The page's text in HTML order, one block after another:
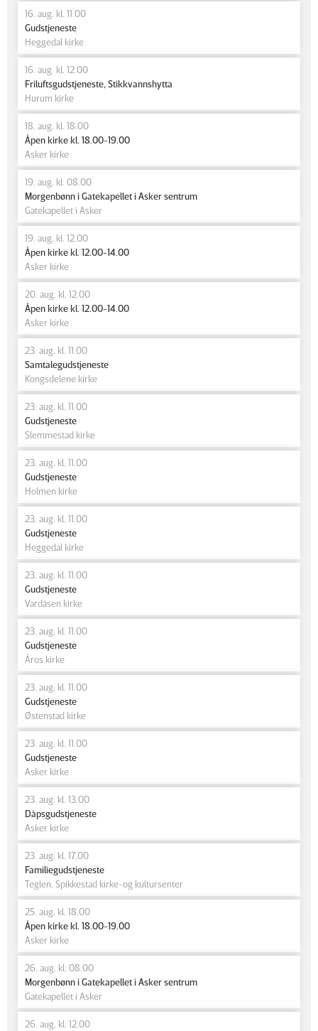
16. aug. kl. 11.00
Gudstjeneste
Heggedal kirke
16. aug. kl. 12.00
Friluftsgudstjeneste, Stikkvannshytta
Hurum kirke
18. aug. kl. 18.00
Åpen kirke kl. 18.00-19.00
Asker kirke
19. aug. kl. 08.00
Morgenbønn i Gatekapellet i Asker sentrum
Gatekapellet i Asker
19. aug. kl. 12.00
Åpen kirke kl. 12.00-14.00
Asker kirke
20. aug. kl. 12.00
Åpen kirke kl. 12.00-14.00
Asker kirke
23. aug. kl. 11.00
Samtalegudstjeneste
Kongsdelene kirke
23. aug. kl. 11.00
Gudstjeneste
Slemmestad kirke
23. aug. kl. 11.00
Gudstjeneste
Holmen kirke
23. aug. kl. 11.00
Gudstjeneste
Heggedal kirke
23. aug. kl. 11.00
Gudstjeneste
Vardåsen kirke
23. aug. kl. 11.00
Gudstjeneste
Åros kirke
23. aug. kl. 11.00
Gudstjeneste
Østenstad kirke
23. aug. kl. 11.00
Gudstjeneste
Asker kirke
23. aug. kl. 13.00
Dåpsgudstjeneste
Asker kirke
23. aug. kl. 17.00
Familiegudstjeneste
Teglen, Spikkestad kirke-og kultursenter
25. aug. kl. 18.00
Åpen kirke kl. 18.00-19.00
Asker kirke
26. aug. kl. 08.00
Morgenbønn i Gatekapellet i Asker sentrum
Gatekapellet i Asker
26. aug. kl. 12.00